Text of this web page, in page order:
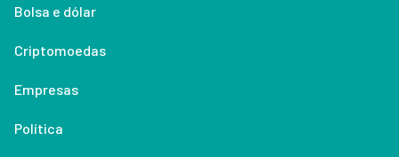
Bolsa e dólar
Criptomoedas
Empresas
Política